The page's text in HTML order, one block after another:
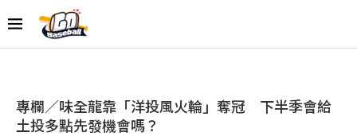
專欄／味全龍靠「洋投風火輪」奪冠 下半季會給
土投多點先發機會嗎？